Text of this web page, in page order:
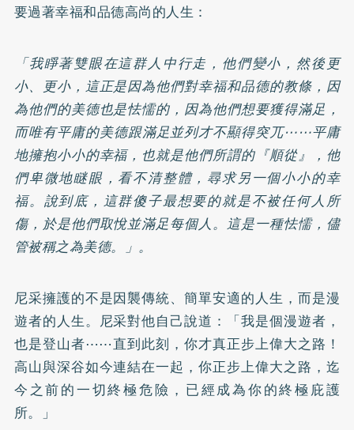
要過著幸福和品德高尚的人生：
「我睜著雙眼在這群人中行走，他們變小，然後更
小、更小，這正是因為他們對幸福和品德的教條，因
為他們的美德也是怯懦的，因為他們想要獲得滿足，
而唯有平庸的美德跟滿足並列才不顯得突兀⋯⋯平庸
地擁抱小小的幸福，也就是他們所謂的『順從』，他
們卑微地瞇眼，看不清整體，尋求另一個小小的幸
福。說到底，這群傻子最想要的就是不被任何人所
傷，於是他們取悅並滿足每個人。這是一種怯懦，儘
管被稱之為美德。」。
尼采擁護的不是因襲傳統、簡單安適的人生，而是漫
遊者的人生。尼采對他自己說道：「我是個漫遊者，
也是登山者⋯⋯直到此刻，你才真正步上偉大之路！
高山與深谷如今連結在一起，你正步上偉大之路，迄
今之前的一切終極危險，已經成為你的終極庇護
所。」